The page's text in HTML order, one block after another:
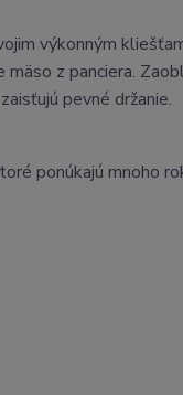
výkonným
z panciera.
pevné držanie.
ponúkajú mnoho